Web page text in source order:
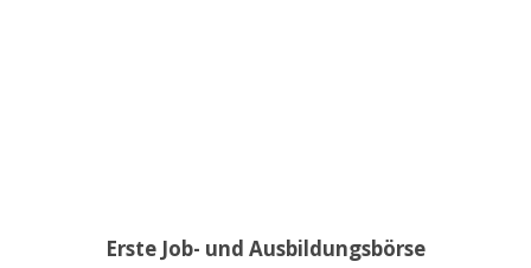
Erste Job- und Ausbildungsbörse